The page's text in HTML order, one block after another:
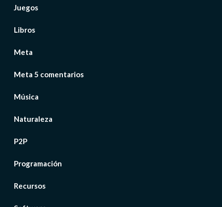
Juegos
Libros
Meta
Meta 5 comentarios
Música
Naturaleza
P2P
Programación
Recursos